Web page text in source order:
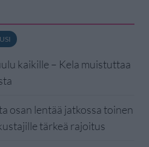
kaikille – Kela muistuttaa
osan lentää jatkossa toinen
tärkeä rajoitus